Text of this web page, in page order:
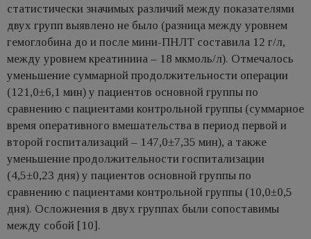
статистически значимых различий между показателями
двух групп выявлено не было (разница между уровнем
гемоглобина до и после мини-ПНЛТ составила 12 г/л,
между уровнем креатинина – 18 мкмоль/л). Отмечалось
уменьшение суммарной продолжительности операции
(121,0±6,1 мин) у пациентов основной группы по
сравнению с пациентами контрольной группы (суммарное
время оперативного вмешательства в период первой и
второй госпитализаций – 147,0±7,35 мин), а также
уменьшение продолжительности госпитализации
(4,5±0,23 дня) у пациентов основной группы по
сравнению с пациентами контрольной группы (10,0±0,5
дня). Осложнения в двух группах были сопоставимы
между собой [10].